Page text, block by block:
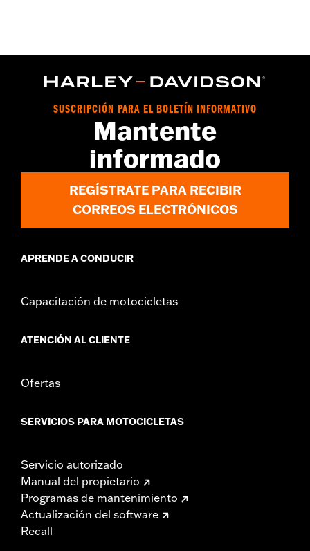
SUSCRIPCIÓN PARA EL BOLETÍN INFORMATIVO
Mantente
informado
REGÍSTRATE PARA RECIBIR
CORREOS ELECTRÓNICOS
APRENDE A CONDUCIR
Capacitación de motocicletas
ATENCIÓN AL CLIENTE
Ofertas
SERVICIOS PARA MOTOCICLETAS
Servicio autorizado
Manual del propietario
Programas de mantenimiento
Actualización del software
Recall